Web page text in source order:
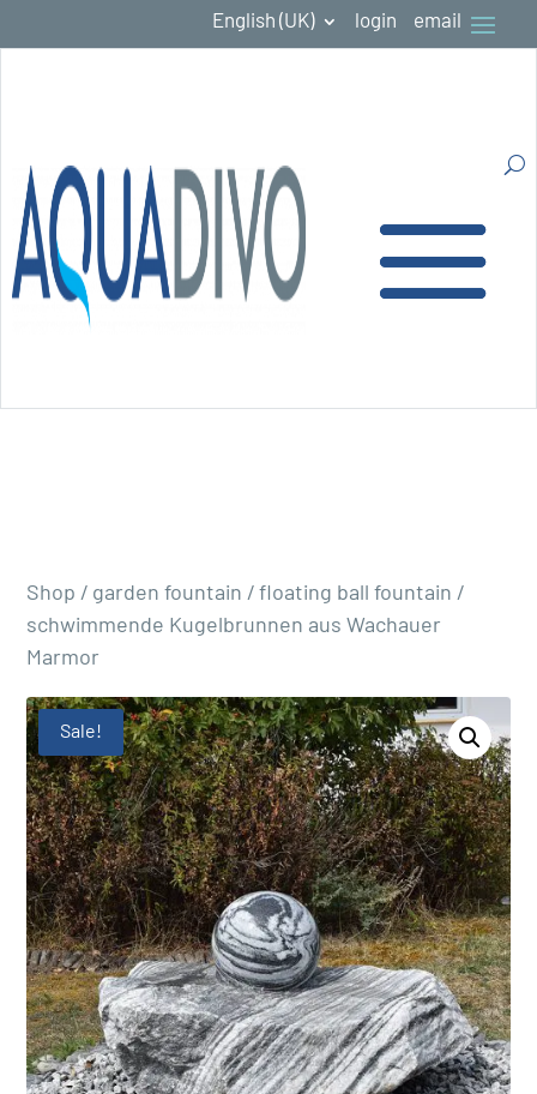
English (UK) login email
Shop / garden fountain /floating ball fountain /
schwimmende Kugelbrunnen aus Wachauer
Marmor
Sale!